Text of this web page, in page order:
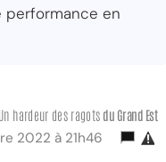
performance en
Un hardeur des ragots du Grand Est
2022 à 21h46